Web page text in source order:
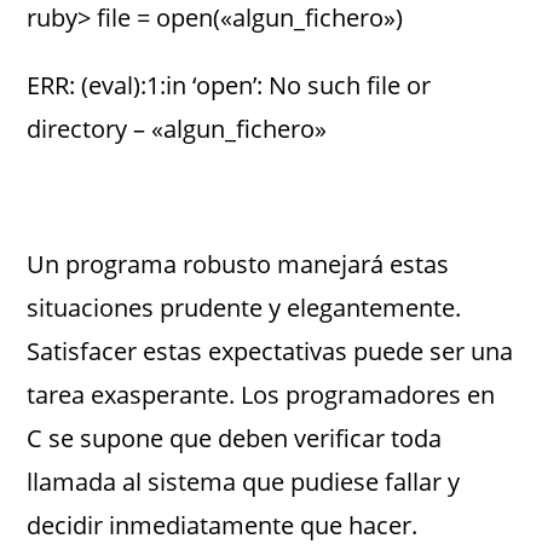
ruby> file = open(«algun_fichero»)
ERR: (eval):1:in ‘open’: No such file or
directory – «algun_fichero»
Un programa robusto manejará estas
situaciones prudente y elegantemente.
Satisfacer estas expectativas puede ser una
tarea exasperante. Los programadores en
C se supone que deben verificar toda
llamada al sistema que pudiese fallar y
decidir inmediatamente que hacer.